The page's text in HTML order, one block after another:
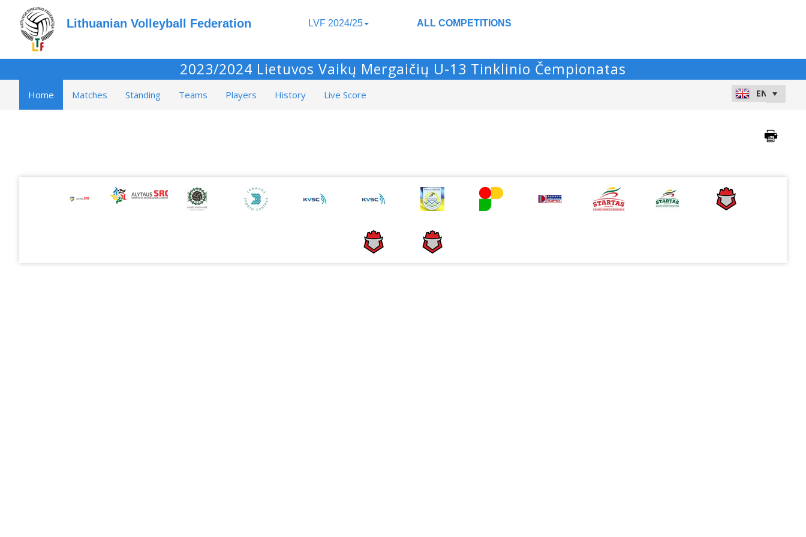
Lithuanian Volleyball Federation LVF 2024/25 ALL COMPETITIONS
2023/2024 Lietuvos Vaikų Mergaičių U-13 Tinklinio Čempionatas
Home Matches Standing Teams Players History Live Score